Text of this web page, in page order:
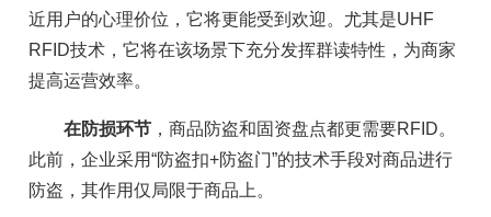
近用户的心理价位，它将更能受到欢迎。尤其是UHF
RFID技术，它将在该场景下充分发挥群读特性，为商家
提高运营效率。
在防损环节 ，商品防盗和固资盘点都更需要RFID。
此前，企业采用“防盗扣+防盗门”的技术手段对商品进行
防盗，其作用仅局限于商品上。